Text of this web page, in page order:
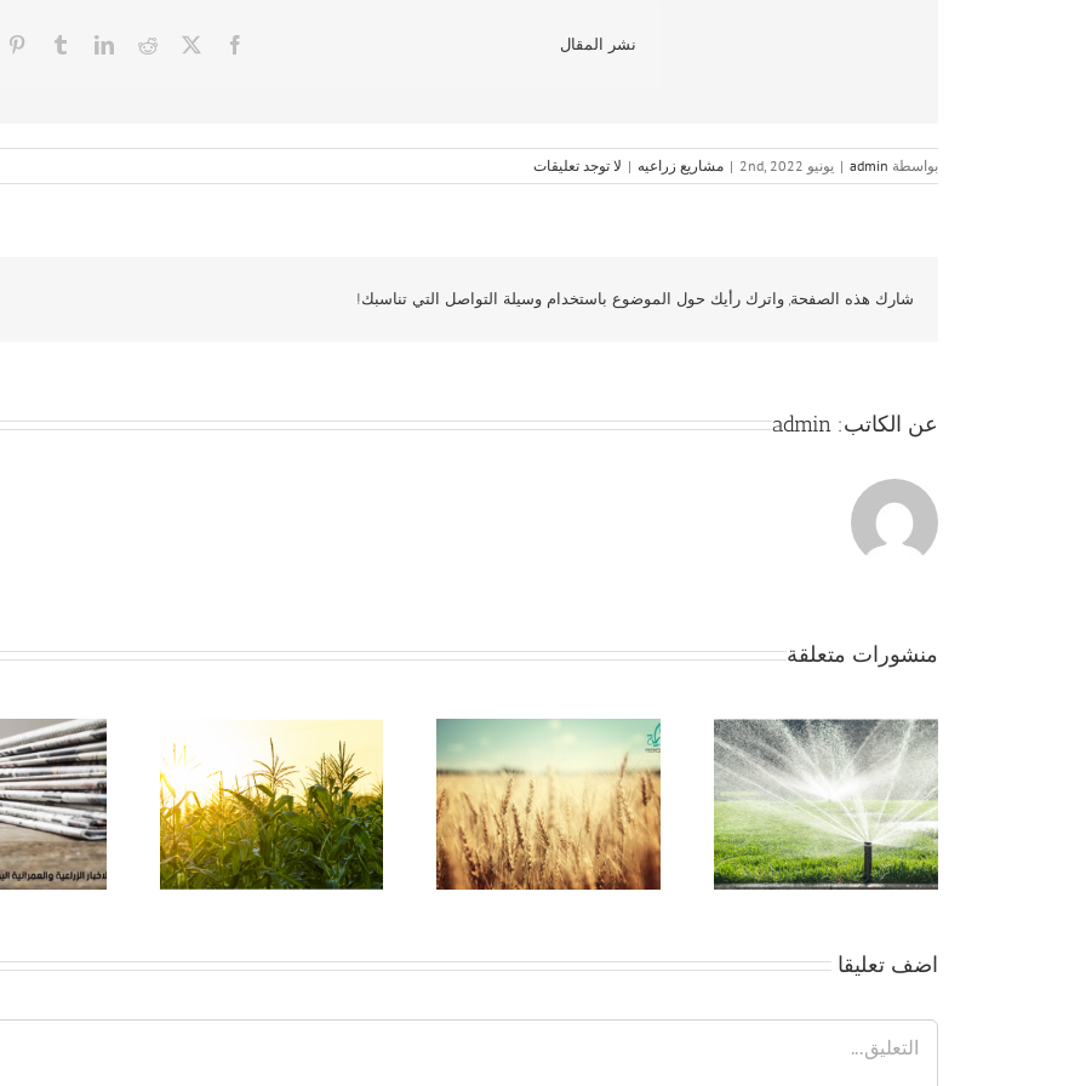
نشر المقال
بواسطة admin
| يونيو 2nd, 2022 | مشاريع زراعيه | لا توجد تعليقات
شارك هذه الصفحة, واترك رأيك حول الموضوع باستخدام وسيلة التواصل التي تناسبك!
عن الكاتب: admin
منشورات متعلقة
جمعية بداية -مقومات
التنمية للاستثمار الزراعي
بالوادى الجديد
جمعية بداية – الوادى
الجديد … تعرف عليها
جمعية بداية –
في قلب
اضف تعليقا
تعليق